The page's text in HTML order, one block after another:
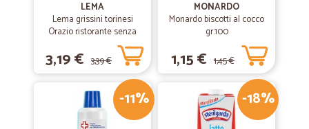
LEMA
Lema grissini torinesi
Orazio ristorante senza
olio di palma x30 gr.450
3,19 € 3,39 €
MONARDO
Monardo biscotti al cocco
gr.100
1,15 € 1,45 €
-11% -18%